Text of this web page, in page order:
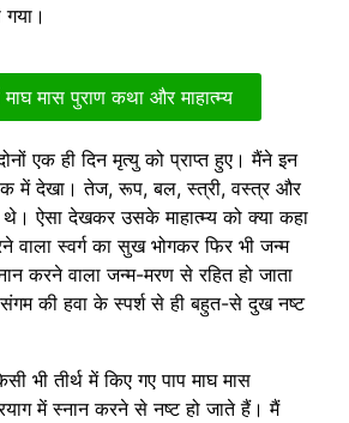
माघ मास पुराण कथा और माहात्म्य
एक ही दिन मृत्यु को प्राप्त हुए। मैंने इन
में देखा। तेज, रूप, बल, स्त्री, वस्त्र और
ऐसा देखकर उसके माहात्म्य को क्या कहा
वाला स्वर्ग का सुख भोगकर फिर भी जन्म
करने वाला जन्म-मरण से रहित हो जाता
की हवा के स्पर्श से ही बहुत-से दुख नष्ट
भी तीर्थ में किए गए पाप माघ मास
में स्नान करने से नष्ट हो जाते हैं। मैं